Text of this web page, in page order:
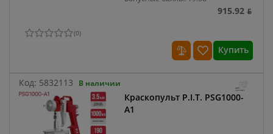
915.92 ƃ
(0)
Купить
Код: 5832113 В наличии
Краскопульт P.I.T. PSG1000-
A1